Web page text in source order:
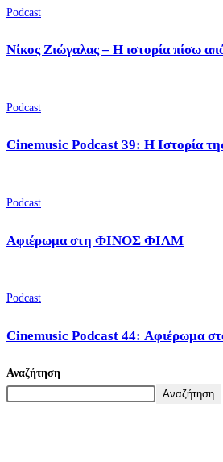
Podcast
Νίκος Ζιώγαλας – Η ιστορία πίσω
Podcast
Cinemusic Podcast 39: Η Ιστορία
Podcast
Αφιέρωμα στη ΦΙΝΟΣ ΦΙΛΜ
Podcast
Cinemusic Podcast 44: Αφιέρωμα
Αναζήτηση
Αναζήτηση